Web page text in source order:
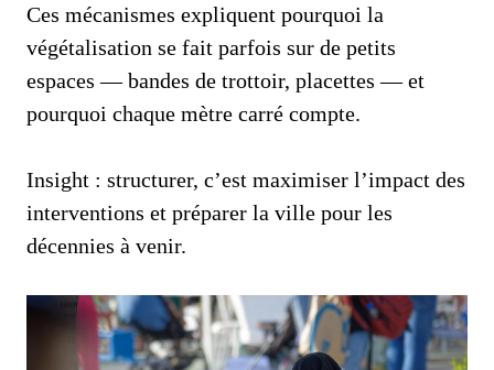
Ces mécanismes expliquent pourquoi la
végétalisation se fait parfois sur de petits
espaces — bandes de trottoir, placettes — et
pourquoi chaque mètre carré compte.
Insight : structurer, c’est maximiser l’impact des
interventions et préparer la ville pour les
décennies à venir.